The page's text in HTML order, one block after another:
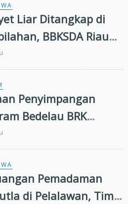
Kerja
Liar Ditangkap di
BBKSDA Riau
Identifikasi
Penyimpangan
Bedelau BRK
LSM Minta Kejati
Direksi
Pemadaman
di Pelalawan, Tim